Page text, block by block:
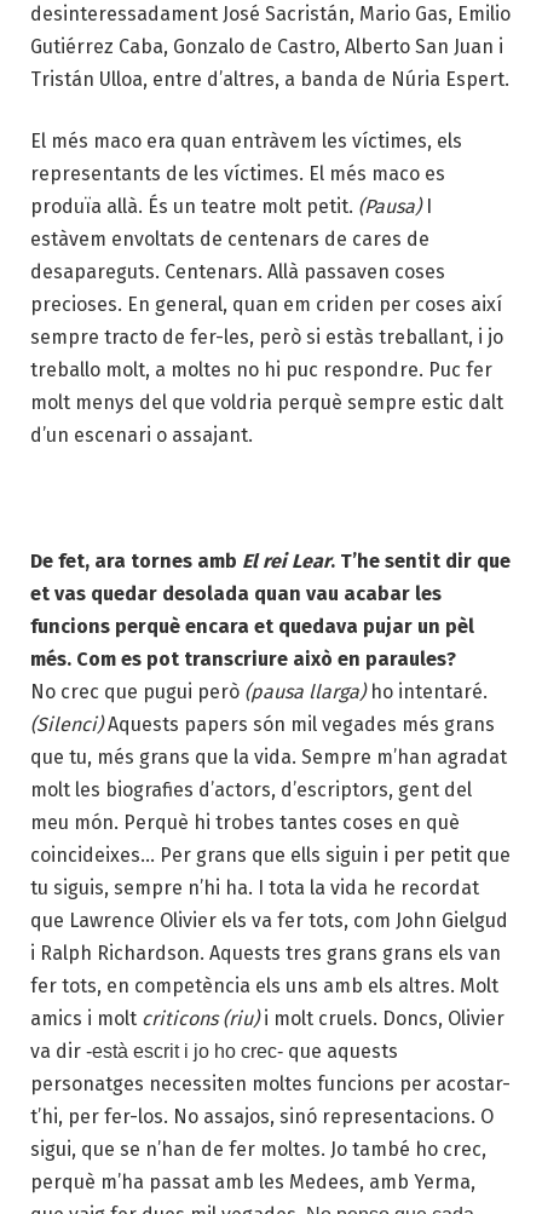
desinteressadament José Sacristán, Mario Gas, Emilio
Gutiérrez Caba, Gonzalo de Castro, Alberto San Juan i
Tristán Ulloa, entre d’altres, a banda de Núria Espert.
El més maco era quan entràvem les víctimes, els
representants de les víctimes. El més maco es
produïa allà. És un teatre molt petit. (Pausa)I
estàvem envoltats de centenars de cares de
desapareguts. Centenars. Allà passaven coses
precioses. En general, quan em criden per coses així
sempre tracto de fer-les, però si estàs treballant, i jo
treballo molt, a moltes no hi puc respondre. Puc fer
molt menys del que voldria perquè sempre estic dalt
d’un escenari o assajant.
De fet, ara tornes amb El rei Lear. T’he sentit dir que
et vas quedar desolada quan vau acabar les
funcions perquè encara et quedava pujar un pèl
més. Com es pot transcriure això en paraules?
No crec que pugui però (pausa llarga)ho intentaré.
(Silenci)Aquests papers són mil vegades més grans
que tu, més grans que la vida. Sempre m’han agradat
molt les biografies d’actors, d’escriptors, gent del
meu món. Perquè hi trobes tantes coses en què
coincideixes… Per grans que ells siguin i per petit que
tu siguis, sempre n’hi ha. I tota la vida he recordat
que Lawrence Olivier els va fer tots, com John Gielgud
i Ralph Richardson. Aquests tres grans grans els van
fer tots, en competència els uns amb els altres. Molt
amics i molt criticons (riu)i molt cruels. Doncs, Olivier
va dir -està escrit i jo ho crec- que aquests
personatges necessiten moltes funcions per acostar-
t’hi, per fer-los. No assajos, sinó representacions. O
sigui, que se n’han de fer moltes. Jo també ho crec,
perquè m’ha passat amb les Medees, amb Yerma,